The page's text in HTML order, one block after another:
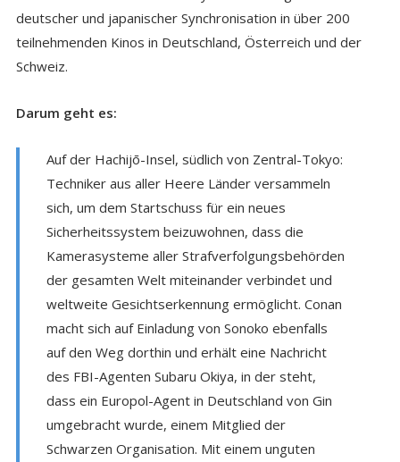
deutscher und japanischer Synchronisation in über 200
teilnehmenden Kinos in Deutschland, Österreich und der
Schweiz.
Darum geht es:
Auf der Hachijō-Insel, südlich von Zentral-Tokyo:
Techniker aus aller Heere Länder versammeln
sich, um dem Startschuss für ein neues
Sicherheitssystem beizuwohnen, dass die
Kamerasysteme aller Strafverfolgungsbehörden
der gesamten Welt miteinander verbindet und
weltweite Gesichtserkennung ermöglicht. Conan
macht sich auf Einladung von Sonoko ebenfalls
auf den Weg dorthin und erhält eine Nachricht
des FBI-Agenten Subaru Okiya, in der steht,
dass ein Europol-Agent in Deutschland von Gin
umgebracht wurde, einem Mitglied der
Schwarzen Organisation. Mit einem unguten